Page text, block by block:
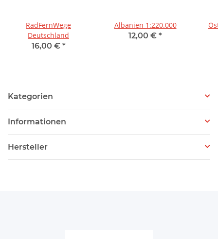
RadFernWege
Deutschland
16,00 € *
Albanien 1:220.000
12,00 € *
Kategorien
Informationen
Hersteller